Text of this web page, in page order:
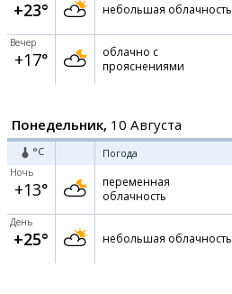
+23° небольшая облачность
Вечер
+17°
облачно с
прояснениями
Понедельник, 10 Августа
°C Погода
Ночь
+13°
переменная
облачность
День
+25° небольшая облачность